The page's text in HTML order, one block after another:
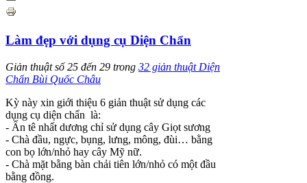
Làm đẹp với dụng cụ Diện Chẩn
Giản thuật số 25 đến 29 trong 32 giản thuật Diện
Chẩn Bùi Quốc Châu
Kỳ này xin giới thiệu 6 giản thuật sử dụng các
dụng cụ diện chẩn là:
- Ấn tê nhất dương chỉ sử dụng cây Giọt sương
- Chà đầu, ngực, bụng, lưng, mông, đùi… bằng
con bọ lớn/nhỏ hay cây Mỹ nữ.
- Chà mặt bằng bàn chải tiên lớn/nhỏ có một đầu
bằng đồng.